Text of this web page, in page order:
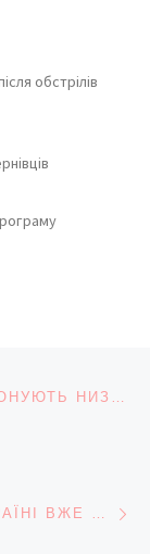
обстрілів
У ЧЕРНІВЦЯХ ІНВЕСТОРАМ ПРОПОНУЮТЬ НИЗКУ ОБ’ЄКТІВ НА ПРИВАТИЗАЦІЮ
Е-ДЕКЛАРУВАННЯ ЗАПРАЦЮЄ В УКРАЇНІ ВЖЕ ЦЬОГО РОКУ